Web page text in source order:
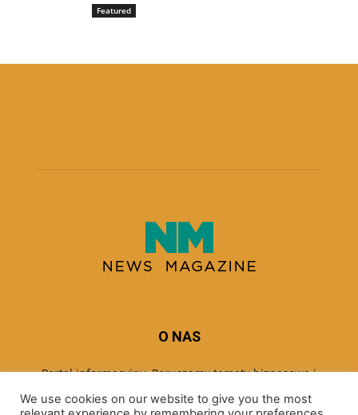
Featured
O NAS
Portal informacyjny. Poruszamy tematy biznesowe i
We use cookies on our website to give you the most